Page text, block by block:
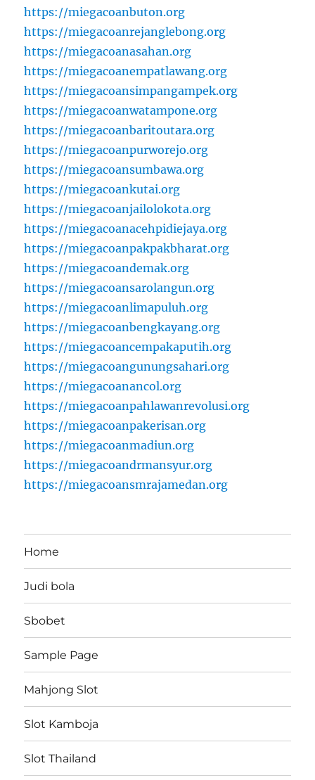
https://miegacoanbuton.org
https://miegacoanrejanglebong.org
https://miegacoanasahan.org
https://miegacoanempatlawang.org
https://miegacoansimpangampek.org
https://miegacoanwatampone.org
https://miegacoanbaritoutara.org
https://miegacoanpurworejo.org
https://miegacoansumbawa.org
https://miegacoankutai.org
https://miegacoanjailolokota.org
https://miegacoanacehpidiejaya.org
https://miegacoanpakpakbharat.org
https://miegacoandemak.org
https://miegacoansarolangun.org
https://miegacoanlimapuluh.org
https://miegacoanbengkayang.org
https://miegacoancempakaputih.org
https://miegacoangunungsahari.org
https://miegacoanancol.org
https://miegacoanpahlawanrevolusi.org
https://miegacoanpakerisan.org
https://miegacoanmadiun.org
https://miegacoandrmansyur.org
https://miegacoansmrajamedan.org
Home
Judi bola
Sbobet
Sample Page
Mahjong Slot
Slot Kamboja
Slot Thailand